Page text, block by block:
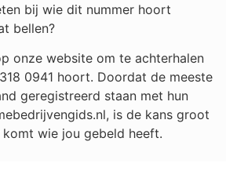
bij wie dit nummer hoort
bellen?
onze website om te achterhalen
0941 hoort. Doordat de meeste
geregistreerd staan met hun
is de kans groot
wie jou gebeld heeft.